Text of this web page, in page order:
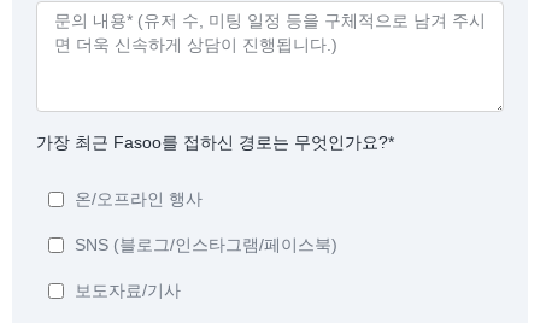
가장 최근 Fasoo를 접하신 경로는 무엇인가요?*
온/오프라인 행사
SNS (블로그/인스타그램/페이스북)
보도자료/기사